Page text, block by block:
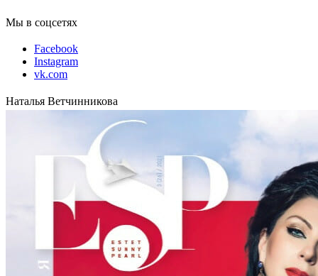
Мы в соцсетях
Facebook
Instagram
vk.com
Наталья Ветчинникова